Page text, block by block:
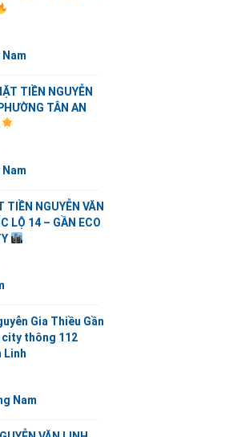
Nam
TIỀN NGUYỄN
TÂN AN
Nam
TIỀN NGUYỄN VĂN
LỘ 14 – GẦN ECO
Gia Thiều Gần
city thông 112
Linh
Nam